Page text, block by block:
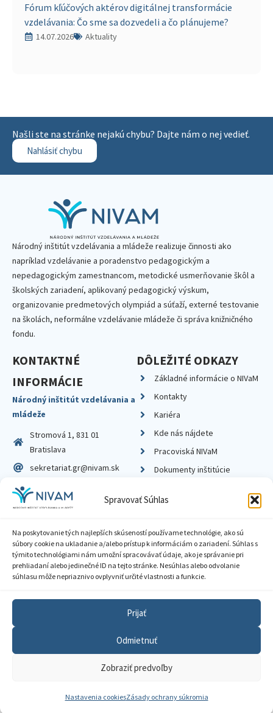
Spravovať Súhlas
Na poskytovanie tých najlepších skúseností používame technológie, ako sú
súbory cookie na ukladanie a/alebo prístup k informáciám o zariadení. Súhlas s
týmito technológiami nám umožní spracovávať údaje, ako je správanie pri
prehliadaní alebo jedinečné ID na tejto stránke. Nesúhlas alebo odvolanie
súhlasu môže nepriaznivo ovplyvniť určité vlastnosti a funkcie.
Prijať
Odmietnuť
Zobraziť predvoľby
Nastavenia cookiesZásady ochrany súkromia
Fórum kľúčových aktérov digitálnej transformácie
vzdelávania: Čo sme sa dozvedeli a čo plánujeme?
14.07.2026 Aktuality
Našli ste na stránke nejakú chybu? Dajte nám o nej vedieť.
Nahlásiť chybu
Národný inštitút vzdelávania a mládeže realizuje činnosti ako
napríklad vzdelávanie a poradenstvo pedagogickým a
nepedagogickým zamestnancom, metodické usmerňovanie škôl a
školských zariadení, aplikovaný pedagogický výskum,
organizovanie predmetových olympiád a súťaží, externé testovanie
na školách, neformálne vzdelávanie mládeže či správa knižničného
fondu.
KONTAKTNÉ
INFORMÁCIE
Národný inštitút vzdelávania a
mládeže
Stromová 1, 831 01
Bratislava
sekretariat.gr@nivam.sk
IČO: 00164348
DIČ: 2020798714
DÔLEŽITÉ ODKAZY
Základné informácie o NIVaM
Kontakty
Kariéra
Kde nás nájdete
Pracoviská NIVaM
Dokumenty inštitúcie
© 2026 Národný inštitút vzdelávania a mládeže
Zásady ochrany súkromia
Sprístupnenie informácií
Nastavenia cookies
GDPR